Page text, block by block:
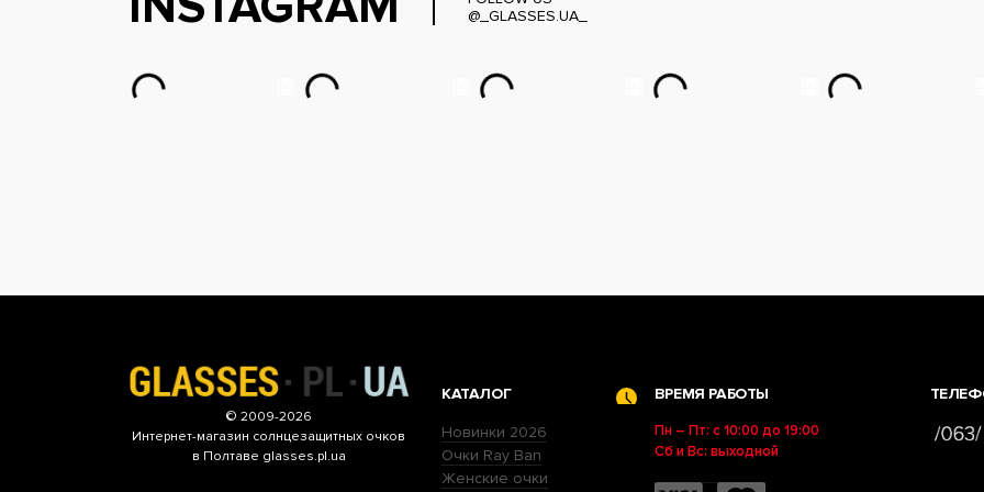
@_GLASSES.UA_
© 2009-2026
Интернет-магазин солнцезащитных очков
в Полтаве glasses.pl.ua
КАТАЛОГ
Новинки 2026
Очки Ray Ban
Женские очки
ВРЕМЯ РАБОТЫ
Пн – Пт: с 10:00 до 19:00
Сб и Вс: выходной